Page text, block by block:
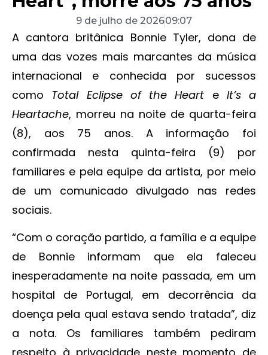
9 de julho de 202609:07
A cantora britânica Bonnie Tyler, dona de
uma das vozes mais marcantes da música
internacional e conhecida por sucessos
como Total Eclipse of the Heart e It’s a
Heartache, morreu na noite de quarta-feira
(8), aos 75 anos. A informação foi
confirmada nesta quinta-feira (9) por
familiares e pela equipe da artista, por meio
de um comunicado divulgado nas redes
sociais.
“Com o coração partido, a família e a equipe
de Bonnie informam que ela faleceu
inesperadamente na noite passada, em um
hospital de Portugal, em decorrência da
doença pela qual estava sendo tratada”, diz
a nota. Os familiares também pediram